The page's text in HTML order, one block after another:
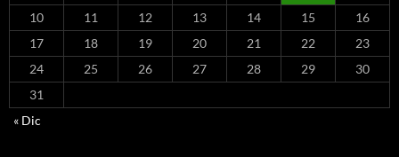
10
11 12 13 14 15
16
17
18 19 20 21 22
23
24
25 26 27 28 29
30
31
« Dic